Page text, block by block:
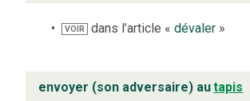
VOIR dans l’article «dévaler »
envoyer (son adversaire) autapis